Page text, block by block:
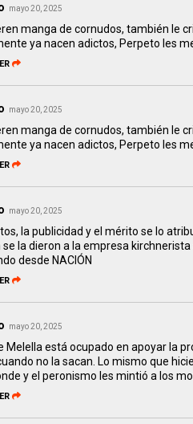
mayo 20, 2025
manga de cornudos, también le
ya nacen adictos, Perpeto les
mayo 20, 2025
manga de cornudos, también le
ya nacen adictos, Perpeto les
mayo 20, 2025
la publicidad y el mérito se lo
se la dieron a la empresa
desde NACIÓN
mayo 20, 2025
Melella está ocupado en apoyar la
no la sacan. Lo mismo que
y el peronismo les mintió a los